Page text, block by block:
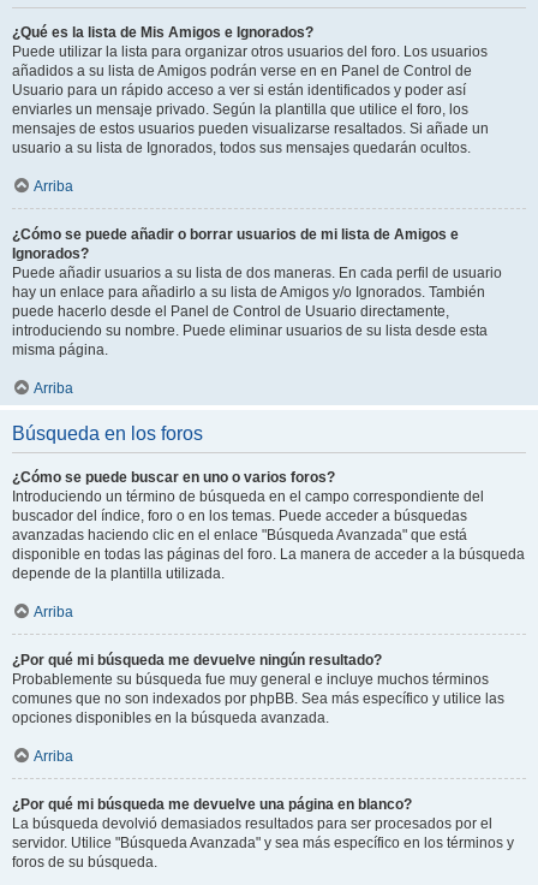
¿Qué es la lista de Mis Amigos e Ignorados?
Puede utilizar la lista para organizar otros usuarios del foro. Los usuarios
añadidos a su lista de Amigos podrán verse en en Panel de Control de
Usuario para un rápido acceso a ver si están identificados y poder así
enviarles un mensaje privado. Según la plantilla que utilice el foro, los
mensajes de estos usuarios pueden visualizarse resaltados. Si añade un
usuario a su lista de Ignorados, todos sus mensajes quedarán ocultos.
Arriba
¿Cómo se puede añadir o borrar usuarios de mi lista de Amigos e
Ignorados?
Puede añadir usuarios a su lista de dos maneras. En cada perfil de usuario
hay un enlace para añadirlo a su lista de Amigos y/o Ignorados. También
puede hacerlo desde el Panel de Control de Usuario directamente,
introduciendo su nombre. Puede eliminar usuarios de su lista desde esta
misma página.
Arriba
Búsqueda en los foros
¿Cómo se puede buscar en uno o varios foros?
Introduciendo un término de búsqueda en el campo correspondiente del
buscador del índice, foro o en los temas. Puede acceder a búsquedas
avanzadas haciendo clic en el enlace "Búsqueda Avanzada" que está
disponible en todas las páginas del foro. La manera de acceder a la búsqueda
depende de la plantilla utilizada.
Arriba
¿Por qué mi búsqueda me devuelve ningún resultado?
Probablemente su búsqueda fue muy general e incluye muchos términos
comunes que no son indexados por phpBB. Sea más específico y utilice las
opciones disponibles en la búsqueda avanzada.
Arriba
¿Por qué mi búsqueda me devuelve una página en blanco?
La búsqueda devolvió demasiados resultados para ser procesados por el
servidor. Utilice "Búsqueda Avanzada" y sea más específico en los términos y
foros de su búsqueda.